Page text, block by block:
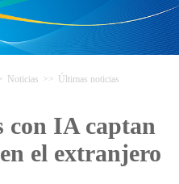
Noticias >> Últimas noticias
con IA captan
el extranjero